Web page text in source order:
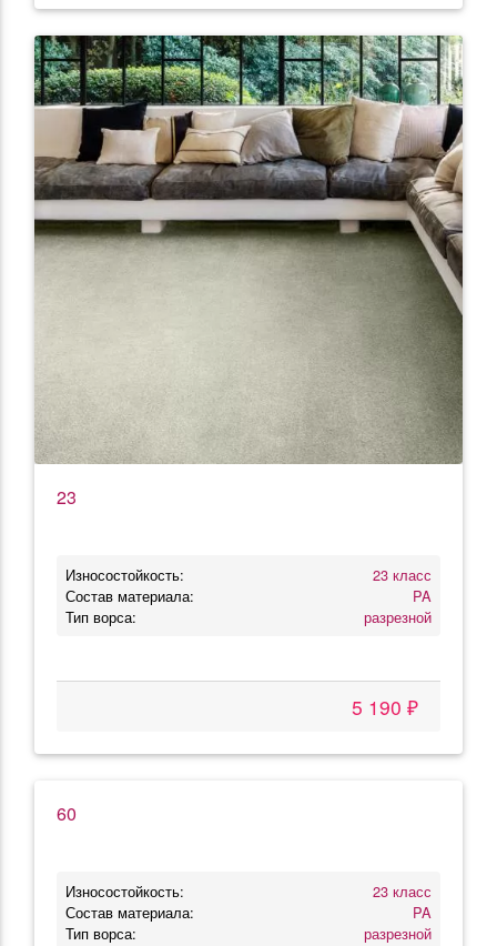
23
Износостойкость:
23 класс
Состав материала:
PA
Тип ворса:
разрезной
5 190 ₽
60
Износостойкость:
23 класс
Состав материала:
PA
Тип ворса:
разрезной